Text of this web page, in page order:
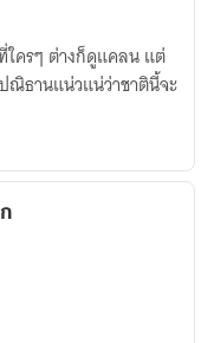
ใครๆ ต่างก็ดูแคลน แต่
ณิธานแน่วแน่ว่าชาตินี้จะ